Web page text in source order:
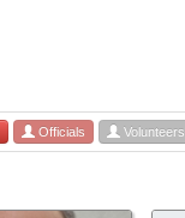
Officials Volunteers